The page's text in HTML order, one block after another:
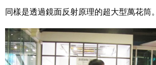
同樣是透過鏡面反射原理的超大型萬花筒。